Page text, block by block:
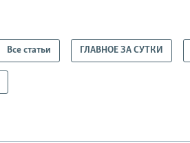
Все статьи ГЛАВНОЕ ЗА СУТКИ